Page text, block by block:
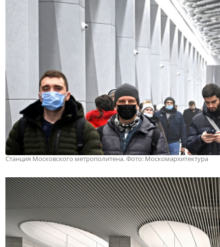
Станция Московского метрополитена. Фото: Москомархитектура